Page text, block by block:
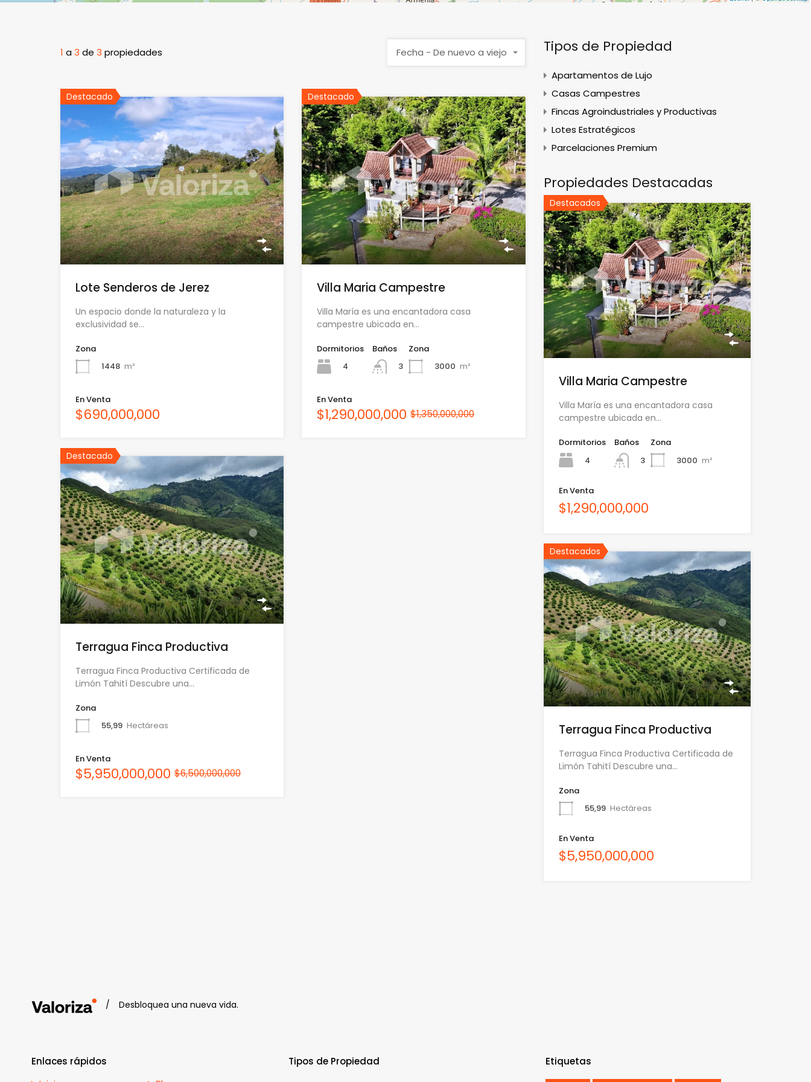
1 a3 de 3 propiedades Fecha - De nuevo a viejo
Destacado
Lote Senderos de Jerez
Un espacio donde la naturaleza y la
exclusividad se…
Zona
1448 m²
En Venta
$690,000,000
Destacado
Villa Maria Campestre
Villa María es una encantadora casa
campestre ubicada en…
Dormitorios
4
Baños
3
Zona
3000 m²
En Venta
$1,290,000,000 $1,350,000,000
Destacado
Terragua Finca Productiva
Terragua Finca Productiva Certificada de
Limón Tahití Descubre una…
Zona
55,99 Hectáreas
En Venta
$5,950,000,000 $6,500,000,000
Tipos de Propiedad
Apartamentos de Lujo
Casas Campestres
Fincas Agroindustriales y Productivas
Lotes Estratégicos
Parcelaciones Premium
Propiedades Destacadas
Destacados
Villa Maria Campestre
Villa María es una encantadora casa
campestre ubicada en…
Dormitorios
4
Baños
3
Zona
3000 m²
En Venta
$1,290,000,000
Destacados
Terragua Finca Productiva
Terragua Finca Productiva Certificada de
Limón Tahití Descubre una…
Zona
55,99 Hectáreas
En Venta
$5,950,000,000
/ Desbloquea una nueva vida.
Enlaces rápidos
Tipos de Propiedad Etiquetas